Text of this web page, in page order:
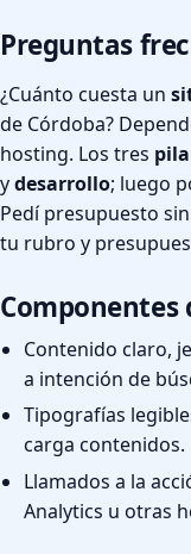
Preguntas
¿Cuánto cuesta un
de Córdoba?
hosting. Los tres
ydesarrollo; luego
Pedí presupuesto
tu rubro y
Componentes
Contenido claro,
a intención de
Tipografías
carga contenidos.
Llamados a la
Analytics u otras